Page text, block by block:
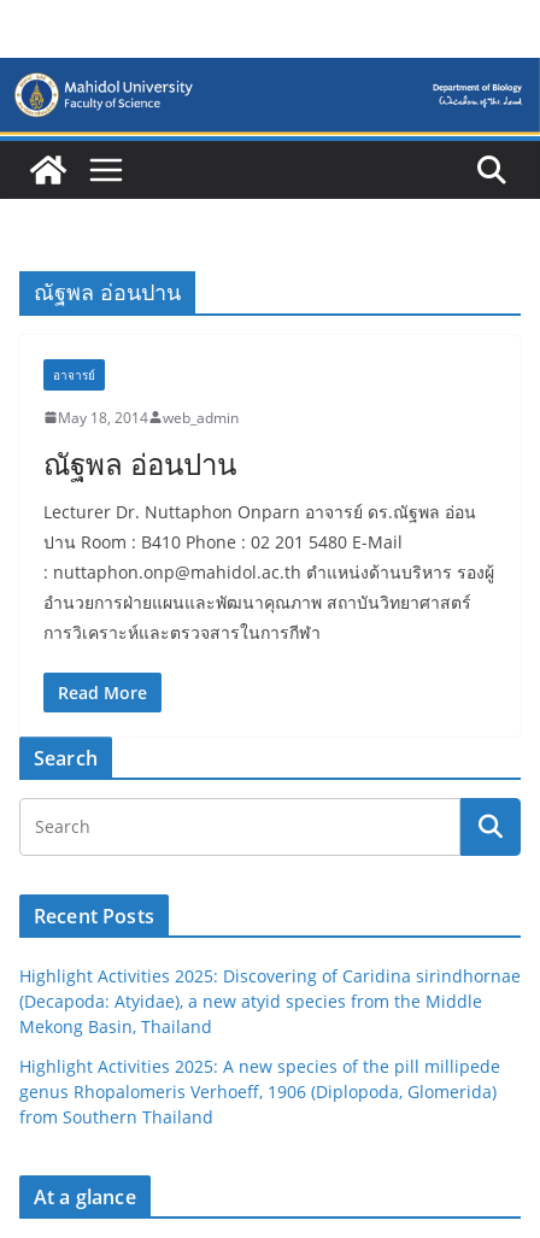
content
ณัฐพล อ่อนปาน
อาจารย์
May 18, 2014 web_admin
ณัฐพล อ่อนปาน
Lecturer Dr. Nuttaphon Onparn อาจารย์ ดร.ณัฐพล อ่อน
ปาน Room : B410 Phone : 02 201 5480 E-Mail
: nuttaphon.onp@mahidol.ac.th ตำแหน่งด้านบริหาร รองผู้
อำนวยการฝ่ายแผนและพัฒนาคุณภาพ สถาบันวิทยาศาสตร์
การวิเคราะห์และตรวจสารในการกีฬา
Read More
Search
Recent Posts
Highlight Activities 2025: Discovering of Caridina sirindhornae
(Decapoda: Atyidae), a new atyid species from the Middle
Mekong Basin, Thailand
Highlight Activities 2025: A new species of the pill millipede
genus Rhopalomeris Verhoeff, 1906 (Diplopoda, Glomerida)
from Southern Thailand
At a glance